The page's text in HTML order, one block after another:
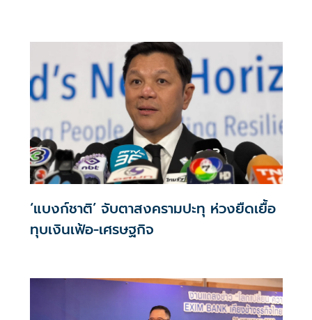
‘แบงก์ชาติ’ จับตาสงครามปะทุ ห่วงยืดเยื้อ
ทุบเงินเฟ้อ-เศรษฐกิจ